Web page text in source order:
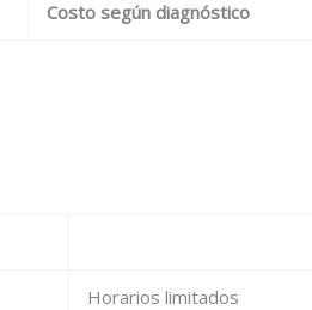
Costo según diagnóstico
Horarios limitados